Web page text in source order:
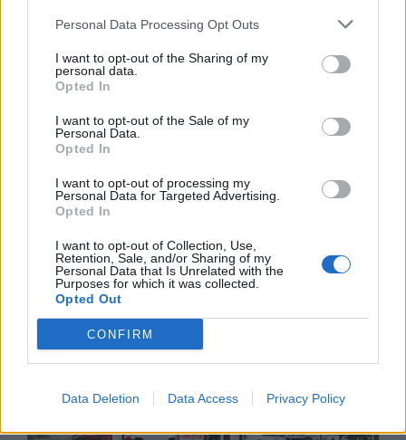
Personal Data Processing Opt Outs
I want to opt-out of the Sharing of my
personal data.
Opted In
I want to opt-out of the Sale of my
Personal Data.
Opted In
I want to opt-out of processing my
Personal Data for Targeted Advertising.
Opted In
I want to opt-out of Collection, Use,
Retention, Sale, and/or Sharing of my
Personal Data that Is Unrelated with the
Purposes for which it was collected.
Opted Out
CONFIRM
Data Deletion Data Access Privacy Policy
Белият дом спира проекти за
възобновяема енергия в САЩ
07.08.2026 / 18:00